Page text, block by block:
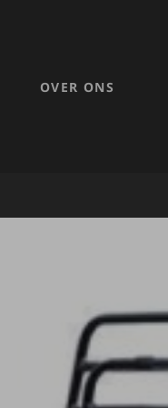
OVER ONS